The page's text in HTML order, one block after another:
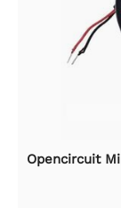
Opencircuit